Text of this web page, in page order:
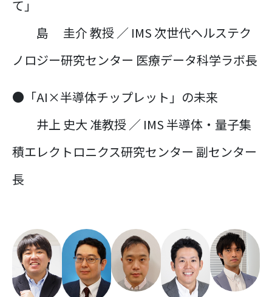
て」
島 圭介 教授 ／ IMS 次世代ヘルステク
ノロジー研究センター 医療データ科学ラボ長
●「AI×半導体チップレット」の未来
井上 史大 准教授 ／ IMS 半導体・量子集
積エレクトロニクス研究センター 副センター
長